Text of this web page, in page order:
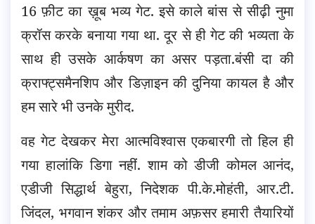
16 फ़ीट का ख़ूब भव्य गेट. इसे काले बांस से सीढ़ी नुमा
क्रॉस करके बनाया गया था. दूर से ही गेट की भव्यता के
साथ ही उसके आर्कषण का असर पड़ता.बंसी दा की
क्राफ्ट्समैनशिप और डिज़ाइन की दुनिया कायल है और
हम सारे भी उनके मुरीद.
वह गेट देखकर मेरा आत्मविश्वास एकबारगी तो हिल ही
गया हालांकि डिगा नहीं. शाम को डीजी कोमल आनंद,
एडीजी सिद्धार्थ बेहुरा, निदेशक पी.के.मोहंती, आर.टी.
जिंदल, भगवान शंकर और तमाम अफ़सर हमारी तैयारियों